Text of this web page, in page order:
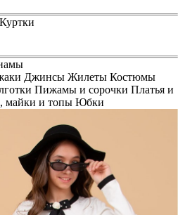
Куртки
Джинсы Жилеты Костюмы
Пижамы и сорочки Платья и
майки и топы Юбки